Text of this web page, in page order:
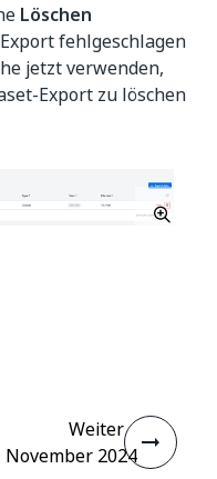
Löschen
fehlgeschlagen
jetzt verwenden,
Export zu löschen
Weiter
November 2024